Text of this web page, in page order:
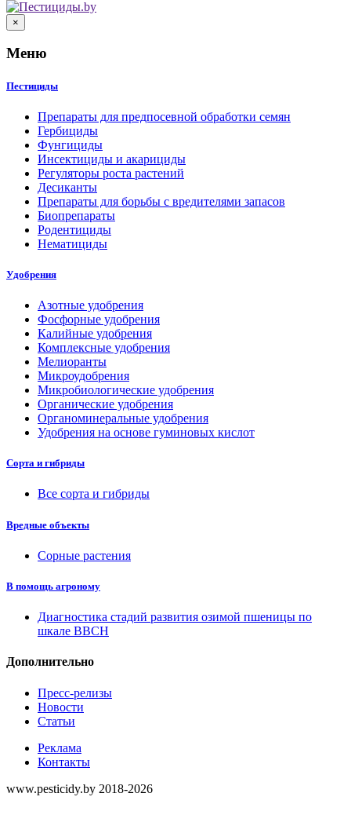
×
Меню
Пестициды
Препараты для предпосевной обработки семян
Гербициды
Фунгициды
Инсектициды и акарициды
Регуляторы роста растений
Десиканты
Препараты для борьбы с вредителями запасов
Биопрепараты
Родентициды
Нематициды
Удобрения
Азотные удобрения
Фосфорные удобрения
Калийные удобрения
Комплексные удобрения
Мелиоранты
Микроудобрения
Микробиологические удобрения
Органические удобрения
Органоминеральные удобрения
Удобрения на основе гуминовых кислот
Сорта и гибриды
Все сорта и гибриды
Вредные объекты
Сорные растения
В помощь агроному
Диагностика стадий развития озимой пшеницы по
шкале ВВСН
Дополнительно
Пресс-релизы
Новости
Статьи
Реклама
Контакты
www.pesticidy.by 2018-2026